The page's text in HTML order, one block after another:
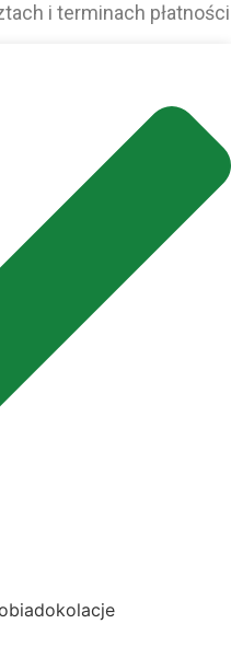
i terminach płatności